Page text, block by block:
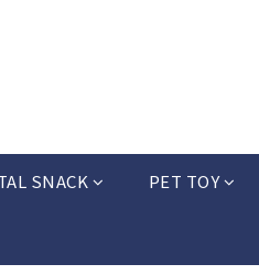
SNACK PET TOY